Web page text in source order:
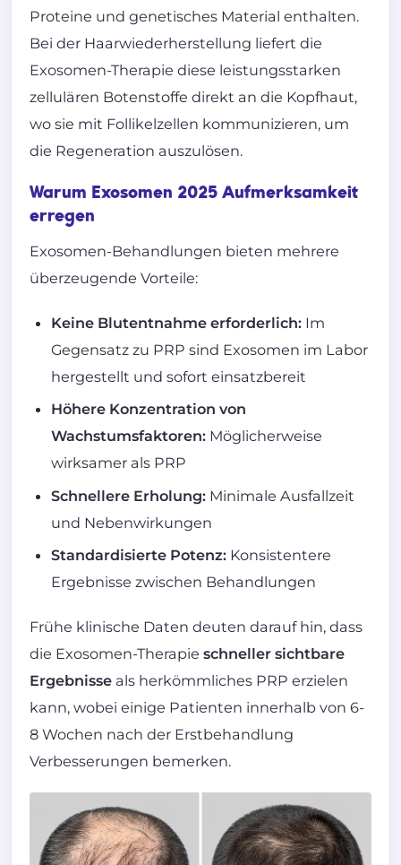
Proteine und genetisches Material enthalten.
Bei der Haarwiederherstellung liefert die
Exosomen-Therapie diese leistungsstarken
zellulären Botenstoffe direkt an die Kopfhaut,
wo sie mit Follikelzellen kommunizieren, um
die Regeneration auszulösen.
Warum Exosomen 2025 Aufmerksamkeit
erregen
Exosomen-Behandlungen bieten mehrere
überzeugende Vorteile:
Keine Blutentnahme erforderlich: Im
Gegensatz zu PRP sind Exosomen im Labor
hergestellt und sofort einsatzbereit
Höhere Konzentration von
Wachstumsfaktoren: Möglicherweise
wirksamer als PRP
Schnellere Erholung: Minimale Ausfallzeit
und Nebenwirkungen
Standardisierte Potenz: Konsistentere
Ergebnisse zwischen Behandlungen
Frühe klinische Daten deuten darauf hin, dass
die Exosomen-Therapie schneller sichtbare
Ergebnisse als herkömmliches PRP erzielen
kann, wobei einige Patienten innerhalb von 6-
8 Wochen nach der Erstbehandlung
Verbesserungen bemerken.